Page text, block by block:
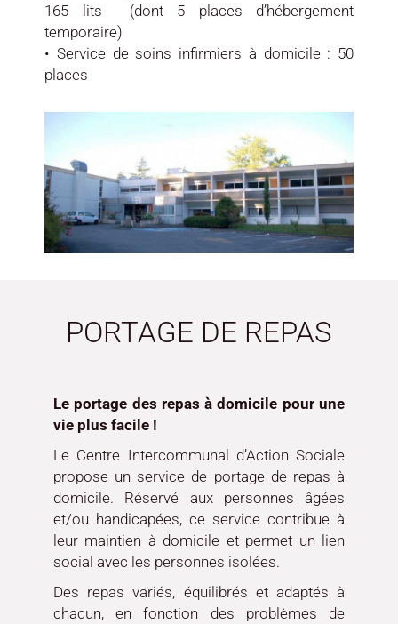
165 lits (dont 5 places d’hébergement
temporaire)
• Service de soins infirmiers à domicile : 50
places
PORTAGE DE REPAS
Le portage des repas à domicile pour une
vie plus facile !
Le Centre Intercommunal d’Action Sociale
propose un service de portage de repas à
domicile. Réservé aux personnes âgées
et/ou handicapées, ce service contribue à
leur maintien à domicile et permet un lien
social avec les personnes isolées.
Des repas variés, équilibrés et adaptés à
chacun, en fonction des problèmes de